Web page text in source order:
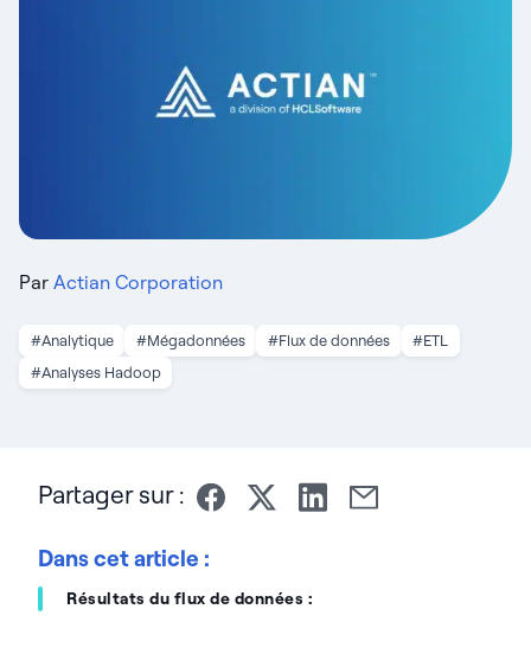
Par Actian Corporation
#Analytique #Mégadonnées #Flux de données
#ETL
#Analyses Hadoop
Partager sur :
Dans cet article :
Résultats du flux de données :